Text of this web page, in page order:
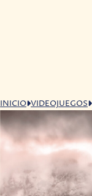
INICIO VIDEOJUEGOS